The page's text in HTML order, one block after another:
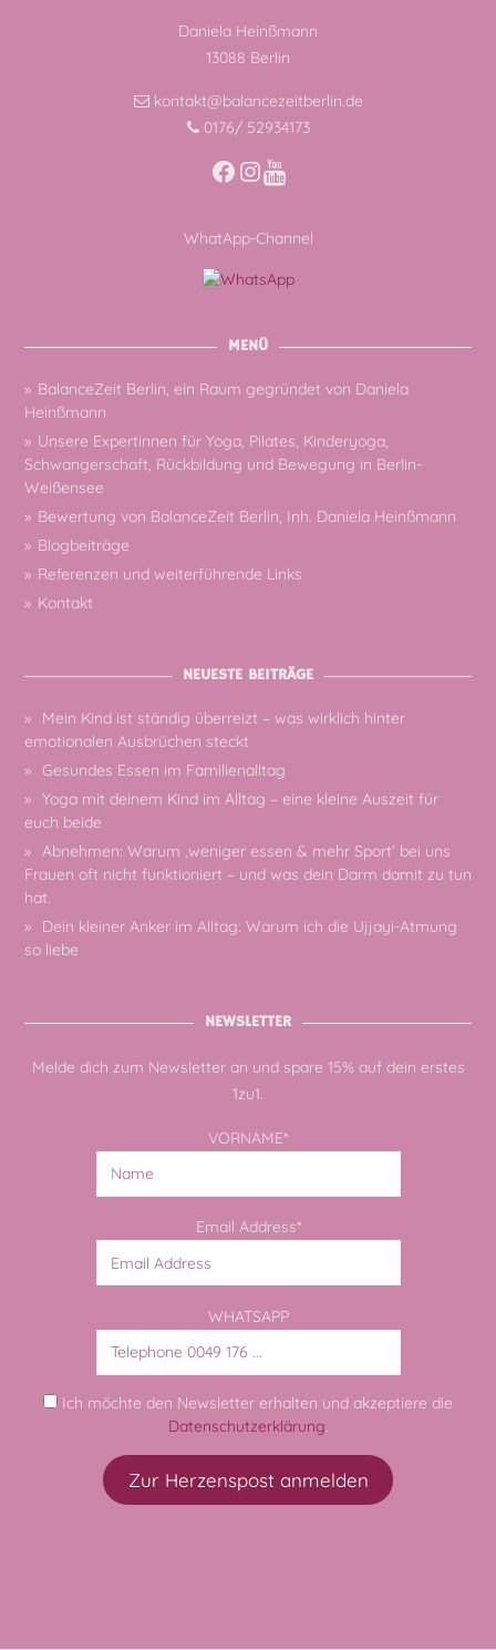
Daniela Heinßmann
13088 Berlin
kontakt@balancezeitberlin.de
0176/ 52934173
Facebook
Instagram
WhatApp-Channel
MENÜ
BalanceZeit Berlin, ein Raum gegründet von Daniela
Heinßmann
Unsere Expertinnen für Yoga, Pilates, Kinderyoga,
Schwangerschaft, Rückbildung und Bewegung in Berlin-
Weißensee
Bewertung von BalanceZeit Berlin, Inh. Daniela Heinßmann
Blogbeiträge
Referenzen und weiterführende Links
Kontakt
NEUESTE BEITRÄGE
Mein Kind ist ständig überreizt – was wirklich hinter
emotionalen Ausbrüchen steckt
Gesundes Essen im Familienalltag
Yoga mit deinem Kind im Alltag – eine kleine Auszeit für
euch beide
Abnehmen: Warum ‚weniger essen & mehr Sport‘ bei uns
Frauen oft nicht funktioniert – und was dein Darm damit zu tun
hat.
Dein kleiner Anker im Alltag: Warum ich die Ujjayi-Atmung
so liebe
NEWSLETTER
Melde dich zum Newsletter an und spare 15% auf dein erstes
1zu1.
VORNAME*
Email Address*
WHATSAPP
Ich möchte den Newsletter erhalten und akzeptiere die
Datenschutzerklärung.